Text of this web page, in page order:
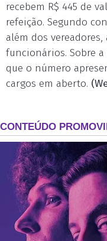
recebem R$ 445 de
refeição. Segundo
além dos vereadores,
funcionários. Sobre
que o número
cargos em aberto.